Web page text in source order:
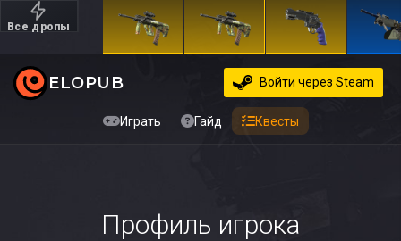
Все дропы
Дорогие
ELOPUB
Играть Гайд Квесты
Войти через Steam
Профиль игрока